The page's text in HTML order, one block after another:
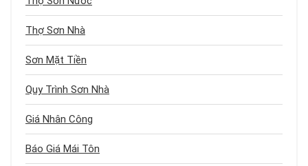
Thợ Sơn Nhà
Sơn Mặt Tiền
Quy Trình Sơn Nhà
Giá Nhân Công
Báo Giá Mái Tôn